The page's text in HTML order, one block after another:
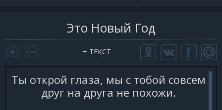
Это Новый Год
+ ТЕКСТ
Ты открой глаза, мы с тобой совсем
друг на друга не похожи.